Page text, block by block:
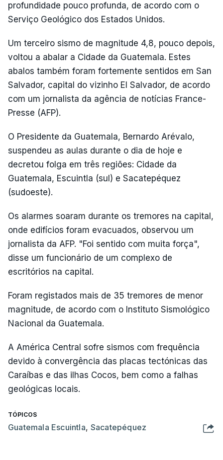
profundidade pouco profunda, de acordo com o
Serviço Geológico dos Estados Unidos.
Um terceiro sismo de magnitude 4,8, pouco depois,
voltou a abalar a Cidade da Guatemala. Estes
abalos também foram fortemente sentidos em San
Salvador, capital do vizinho El Salvador, de acordo
com um jornalista da agência de notícias France-
Presse (AFP).
O Presidente da Guatemala, Bernardo Arévalo,
suspendeu as aulas durante o dia de hoje e
decretou folga em três regiões: Cidade da
Guatemala, Escuintla (sul) e Sacatepéquez
(sudoeste).
Os alarmes soaram durante os tremores na capital,
onde edifícios foram evacuados, observou um
jornalista da AFP. "Foi sentido com muita força",
disse um funcionário de um complexo de
escritórios na capital.
Foram registados mais de 35 tremores de menor
magnitude, de acordo com o Instituto Sismológico
Nacional da Guatemala.
A América Central sofre sismos com frequência
devido à convergência das placas tectónicas das
Caraíbas e das ilhas Cocos, bem como a falhas
geológicas locais.
TÓPICOS
Guatemala Escuintla, Sacatepéquez